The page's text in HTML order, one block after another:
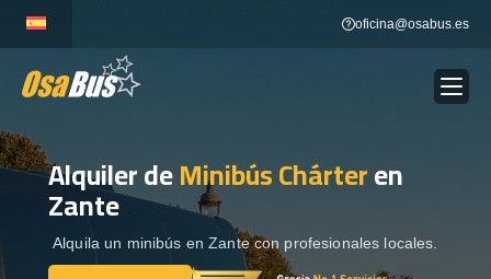
content
oficina@osabus.es
ALQUILER DE AUTOCARES Show dropdown
DESTINOS
Alquiler deMinibús Chárteren
Zante
Alquila un minibús en Zante con profesionales locales.